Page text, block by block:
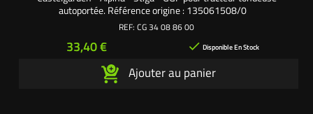
autoportée. Référence origine : 135061508/0
REF: CG 34 08 86 00
Prix
33,40 €  Disponible En Stock
Ajouter au panier